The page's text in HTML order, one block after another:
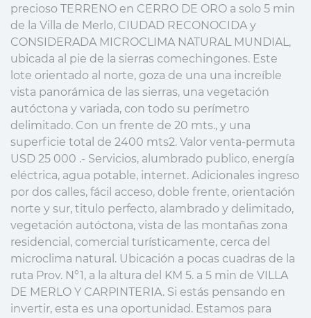
precioso TERRENO en CERRO DE ORO a solo 5 min
de la Villa de Merlo, CIUDAD RECONOCIDA y
CONSIDERADA MICROCLIMA NATURAL MUNDIAL,
ubicada al pie de la sierras comechingones. Este
lote orientado al norte, goza de una una increíble
vista panorámica de las sierras, una vegetación
autóctona y variada, con todo su perímetro
delimitado. Con un frente de 20 mts., y una
superficie total de 2400 mts2. Valor venta-permuta
USD 25 000 .- Servicios, alumbrado publico, energía
eléctrica, agua potable, internet. Adicionales ingreso
por dos calles, fácil acceso, doble frente, orientación
norte y sur, titulo perfecto, alambrado y delimitado,
vegetación autóctona, vista de las montañas zona
residencial, comercial turísticamente, cerca del
microclima natural. Ubicación a pocas cuadras de la
ruta Prov. N°1, a la altura del KM 5. a 5 min de VILLA
DE MERLO Y CARPINTERIA. Si estás pensando en
invertir, esta es una oportunidad. Estamos para